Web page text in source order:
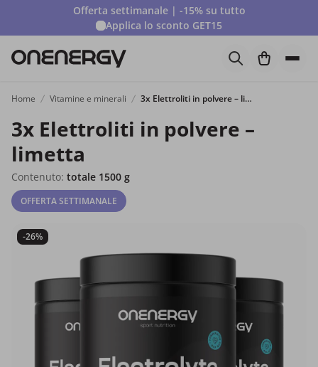
Offerta settimanale | -15% su tutto
Applica lo sconto GET15
Home Vitamine e minerali 3x Elettroliti in polvere – limetta
3x Elettroliti in polvere –
limetta
Contenuto: totale 1500 g
OFFERTA SETTIMANALE
-26%